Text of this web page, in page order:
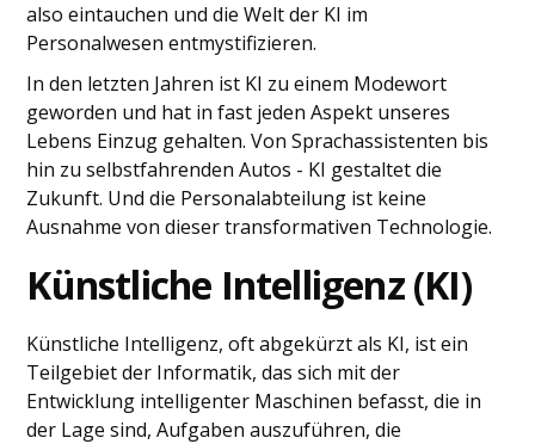
also eintauchen und die Welt der KI im
Personalwesen entmystifizieren.
In den letzten Jahren ist KI zu einem Modewort
geworden und hat in fast jeden Aspekt unseres
Lebens Einzug gehalten. Von Sprachassistenten bis
hin zu selbstfahrenden Autos - KI gestaltet die
Zukunft. Und die Personalabteilung ist keine
Ausnahme von dieser transformativen Technologie.
Künstliche Intelligenz (KI)
Künstliche Intelligenz, oft abgekürzt als KI, ist ein
Teilgebiet der Informatik, das sich mit der
Entwicklung intelligenter Maschinen befasst, die in
der Lage sind, Aufgaben auszuführen, die